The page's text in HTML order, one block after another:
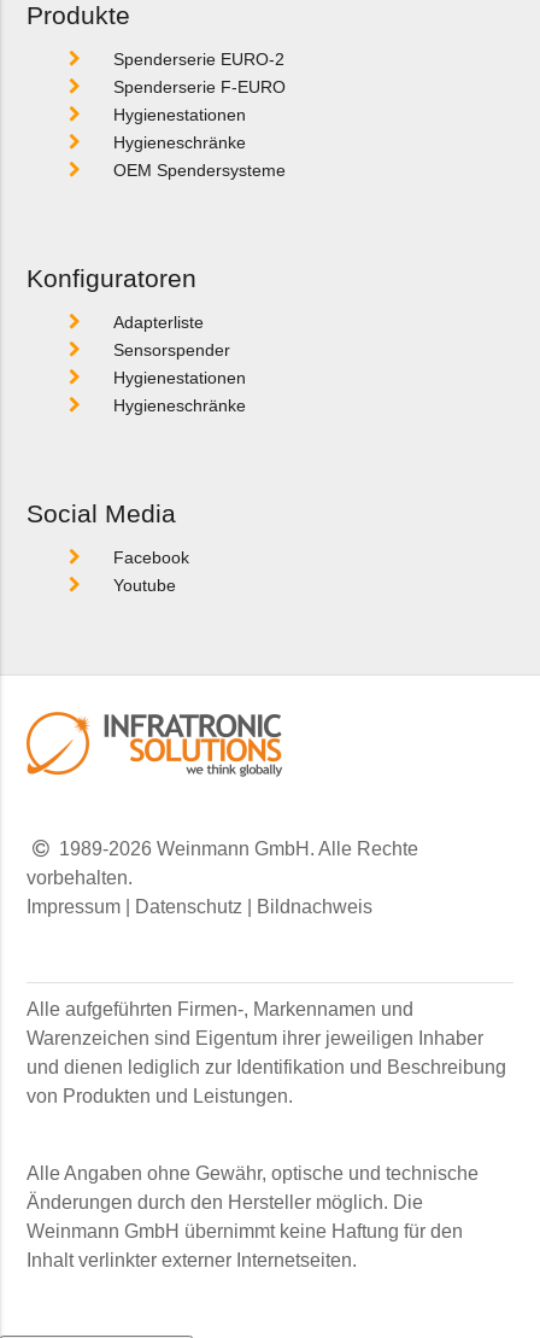
Produkte
Spenderserie EURO-2
Spenderserie F-EURO
Hygienestationen
Hygieneschränke
OEM Spendersysteme
Konfiguratoren
Adapterliste
Sensorspender
Hygienestationen
Hygieneschränke
Social Media
Facebook
Youtube
1989-2026 Weinmann GmbH. Alle Rechte
vorbehalten.
Impressum
Datenschutz Bildnachweis
Alle aufgeführten Firmen-, Markennamen und
Warenzeichen sind Eigentum ihrer jeweiligen Inhaber
und dienen lediglich zur Identifikation und Beschreibung
von Produkten und Leistungen.
Alle Angaben ohne Gewähr, optische und technische
Änderungen durch den Hersteller möglich. Die
Weinmann GmbH übernimmt keine Haftung für den
Inhalt verlinkter externer Internetseiten.